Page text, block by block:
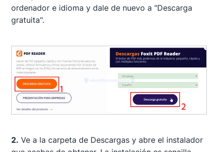
ordenador e idioma y dale de nuevo a "Descarga
gratuita".
2. Ve a la carpeta de Descargas y abre el instalador